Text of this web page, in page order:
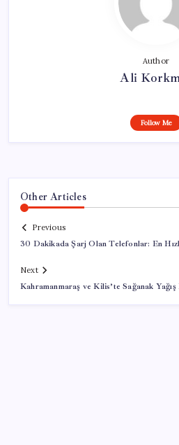
Author
Ali
Follow Me
Other Articles
Previous
30 Dakikada Şarj Olan Telefonlar: En
Next
Kahramanmaraş ve Kilis’te Sağanak